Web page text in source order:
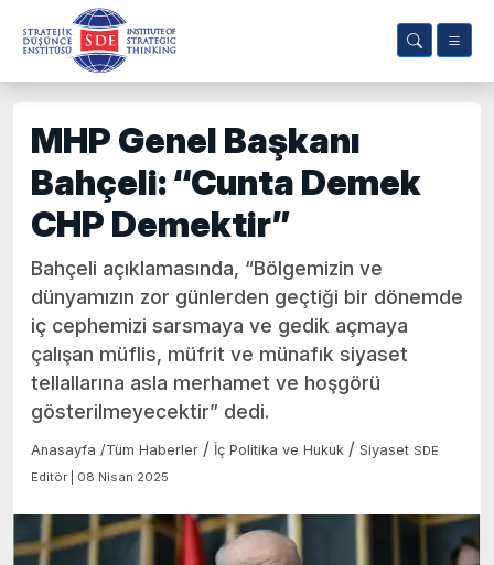
MHP Genel Başkanı
Bahçeli: “Cunta Demek
CHP Demektir”
Bahçeli açıklamasında, “Bölgemizin ve
dünyamızın zor günlerden geçtiği bir dönemde
iç cephemizi sarsmaya ve gedik açmaya
çalışan müflis, müfrit ve münafık siyaset
tellallarına asla merhamet ve hoşgörü
gösterilmeyecektir” dedi.
Anasayfa /Tüm Haberler / İç Politika ve Hukuk / Siyaset SDE
Editör | 08 Nisan 2025